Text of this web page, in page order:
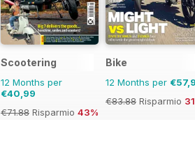
Scootering
12 Months per
€40,99
€71.88 Risparmio 43%
Bike
12 Months per
€83.88 Risparmio